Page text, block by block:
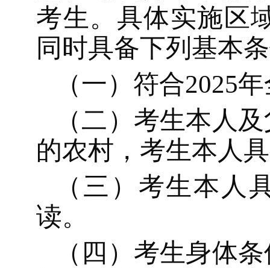
考生。具体实施区
同时具备下列基本
（一）符合2025年
（二） 考生本人
的农村， 考生本人
（三）考生本人
读。
（四）考生身体